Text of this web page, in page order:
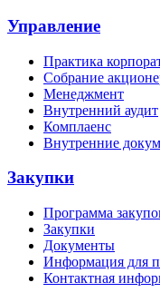
Управление
Практика
Собрание
Менеджмент
Внутренний аудит
Комплаенс
Внутренние
Закупки
Программа
Закупки
Документы
Информация для
Контактная